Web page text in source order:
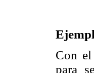
Con
para